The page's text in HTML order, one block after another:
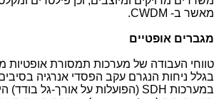
מאשר ב- CWDM
.
מגברים אופטיים
טווחי העבודה של מערכות תמסורת אופטיות
בגלל ניחות הנגרם עקב הפסדי אנרגיה
במערכות SDH (הפועלות על אורך-גל בודד)